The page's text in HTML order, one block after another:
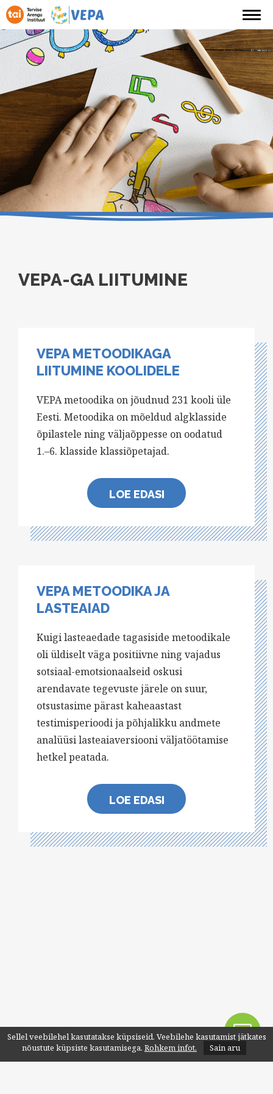
VEPA-GA LIITUMINE
VEPA METOODIKAGA
LIITUMINE KOOLIDELE
VEPA metoodika on jõudnud 231 kooli üle
Eesti. Metoodika on mõeldud algklasside
õpilastele ning väljaõppesse on oodatud
1.–6. klasside klassiõpetajad.
LOE EDASI
VEPA METOODIKA JA
LASTEAIAD
Kuigi lasteaedade tagasiside metoodikale
oli üldiselt väga positiivne ning vajadus
sotsiaal-emotsionaalseid oskusi
arendavate tegevuste järele on suur,
otsustasime pärast kaheaastast
testimisperioodi ja põhjalikku andmete
analüüsi lasteaiaversiooni väljatöötamise
hetkel peatada.
LOE EDASI
Sellel veebilehel kasutatakse küpsiseid. Veebilehe kasutamist jätkates
nõustute küpsiste kasutamisega. Rohkem infot. Sain aru